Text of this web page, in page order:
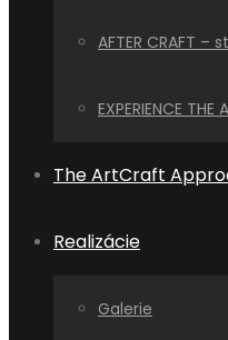
AFTER CRAFT
EXPERIENCE
The ArtCraft
Realizácie
Galerie